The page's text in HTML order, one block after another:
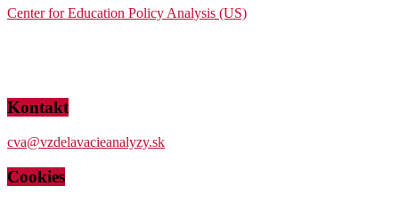
Center for Education Policy Analysis (US)
Kontakt
cva@vzdelavacieanalyzy.sk
Cookies